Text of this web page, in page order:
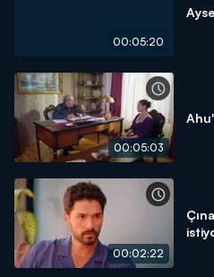
00:05:20
00:05:03
00:02:22